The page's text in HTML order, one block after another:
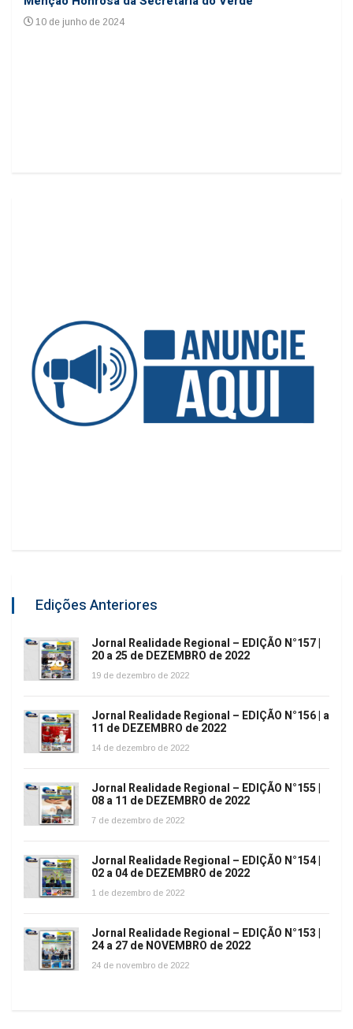
10 de junho de 2024
Edições Anteriores
Jornal Realidade Regional – EDIÇÃO N°157 |
20 a 25 de DEZEMBRO de 2022
19 de dezembro de 2022
Jornal Realidade Regional – EDIÇÃO N°156 | a
11 de DEZEMBRO de 2022
14 de dezembro de 2022
Jornal Realidade Regional – EDIÇÃO N°155 |
08 a 11 de DEZEMBRO de 2022
7 de dezembro de 2022
Jornal Realidade Regional – EDIÇÃO N°154 |
02 a 04 de DEZEMBRO de 2022
1 de dezembro de 2022
Jornal Realidade Regional – EDIÇÃO N°153 |
24 a 27 de NOVEMBRO de 2022
24 de novembro de 2022